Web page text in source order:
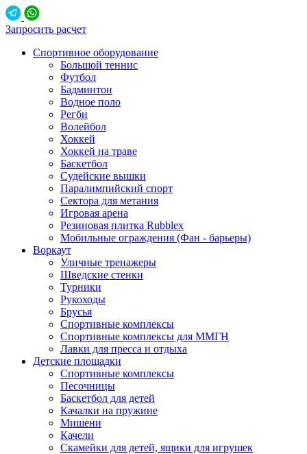
Запросить расчет
Спортивное оборудование
Большой теннис
Футбол
Бадминтон
Водное поло
Регби
Волейбол
Хоккей
Хоккей на траве
Баскетбол
Судейские вышки
Паралимпийский спорт
Сектора для метания
Игровая арена
Резиновая плитка Rubblex
Мобильные ограждения (Фан - барьеры)
Воркаут
Уличные тренажеры
Шведские стенки
Турники
Рукоходы
Брусья
Спортивные комплексы
Спортивные комплексы для ММГН
Лавки для пресса и отдыха
Детские площадки
Спортивные комплексы
Песочницы
Баскетбол для детей
Качалки на пружине
Мишени
Качели
Скамейки для детей, ящики для игрушек